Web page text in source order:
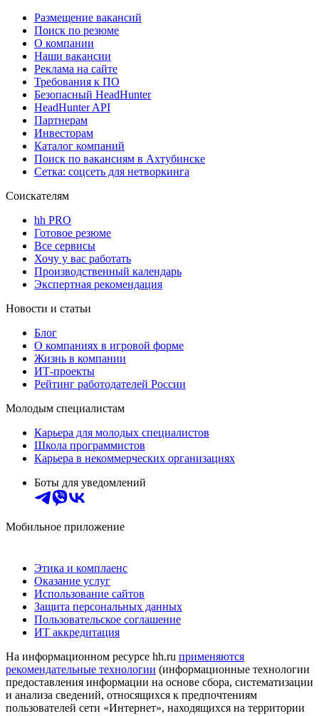
Размещение вакансий
Поиск по резюме
О компании
Наши вакансии
Реклама на сайте
Требования к ПО
Безопасный HeadHunter
HeadHunter API
Партнерам
Инвесторам
Каталог компаний
Поиск по вакансиям в Ахтубинске
Сетка: соцсеть для нетворкинга
Соискателям
hh PRO
Готовое резюме
Все сервисы
Хочу у вас работать
Производственный календарь
Экспертная рекомендация
Новости и статьи
Блог
О компаниях в игровой форме
Жизнь в компании
ИТ-проекты
Рейтинг работодателей России
Молодым специалистам
Карьера для молодых специалистов
Школа программистов
Карьера в некоммерческих организациях
Боты для уведомлений
Мобильное приложение
Этика и комплаенс
Оказание услуг
Использование сайтов
Защита персональных данных
Пользовательское соглашение
ИТ аккредитация
На информационном ресурсе hh.ru применяются
рекомендательные технологии (информационные технологии
предоставления информации на основе сбора, систематизации
и анализа сведений, относящихся к предпочтениям
пользователей сети «Интернет», находящихся на территории